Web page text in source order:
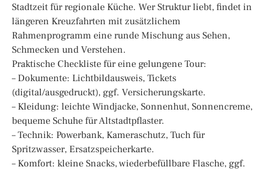
Stadtzeit für regionale Küche. Wer Struktur liebt, findet in
längeren Kreuzfahrten mit zusätzlichem
Rahmenprogramm eine runde Mischung aus Sehen,
Schmecken und Verstehen.
Praktische Checkliste für eine gelungene Tour:
– Dokumente: Lichtbildausweis, Tickets
(digital/ausgedruckt), ggf. Versicherungskarte.
– Kleidung: leichte Windjacke, Sonnenhut, Sonnencreme,
bequeme Schuhe für Altstadtpflaster.
– Technik: Powerbank, Kameraschutz, Tuch für
Spritzwasser, Ersatzspeicherkarte.
– Komfort: kleine Snacks, wiederbefüllbare Flasche, ggf.